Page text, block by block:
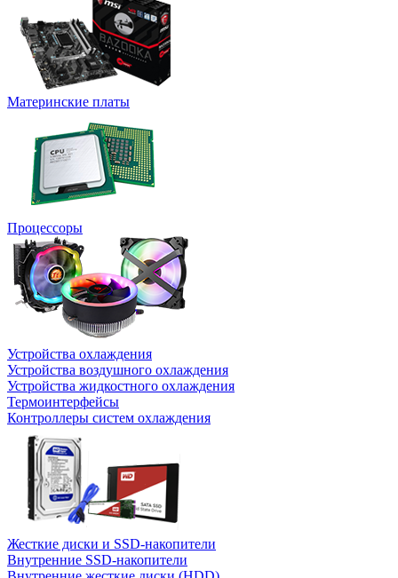
Материнские платы
Процессоры
Устройства охлаждения
Устройства воздушного охлаждения
Устройства жидкостного охлаждения
Термоинтерфейсы
Контроллеры систем охлаждения
Жесткие диски и SSD-накопители
Внутренние SSD-накопители